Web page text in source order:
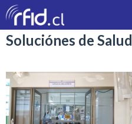
Soluciónes de Salud